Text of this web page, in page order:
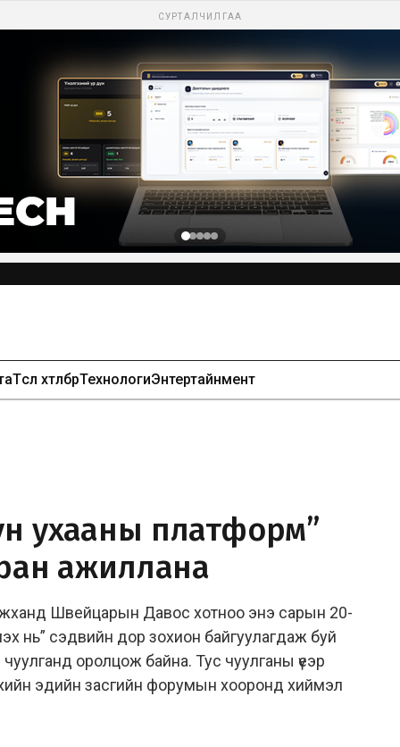
СУРТАЛЧИЛГАА
Төсөл хөтөлбөрТехнологиЭнтертайнмент
ухааны платформ”
ажиллана
Швейцарын Давос хотноо энэ сарын 20-
нь” сэдвийн дор зохион байгуулагдаж буй
оролцож байна. Тус чуулганы үеэр
эдийн засгийн форумын хооронд хиймэл